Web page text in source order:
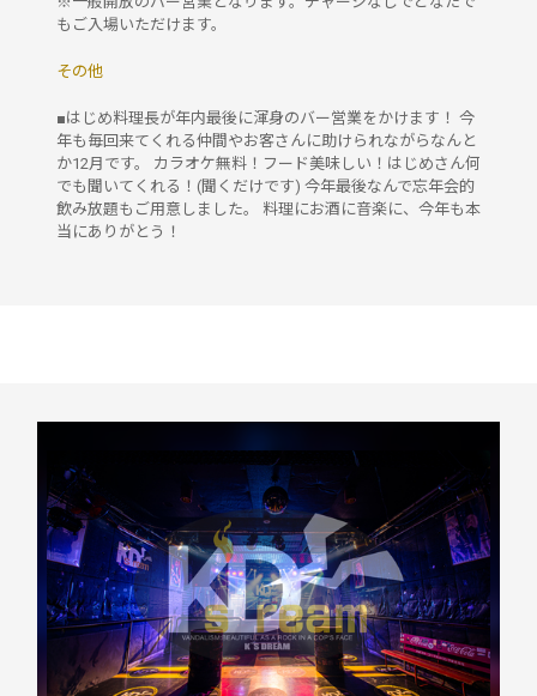
もご入場いただけます。
その他
■はじめ料理長が年内最後に渾身のバー営業をかけます！ 今
年も毎回来てくれる仲間やお客さんに助けられながらなんと
か12月です。 カラオケ無料！フード美味しい！はじめさん何
でも聞いてくれる！(聞くだけです) 今年最後なんで忘年会的
飲み放題もご用意しました。 料理にお酒に音楽に、今年も本
当にありがとう！